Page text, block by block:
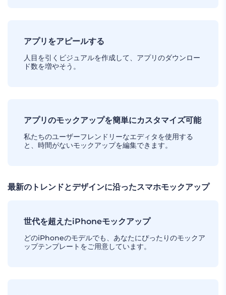
アプリをアピールする
人目を引くビジュアルを作成して、アプリのダウンロー
ド数を増やそう。
アプリのモックアップを簡単にカスタマイズ可能
私たちのユーザーフレンドリーなエディタを使用する
と、時間がないモックアップを編集できます。
最新のトレンドとデザインに沿ったスマホモックアップ
世代を超えたiPhoneモックアップ
どのiPhoneのモデルでも、あなたにぴったりのモックア
ップテンプレートをご用意しています。